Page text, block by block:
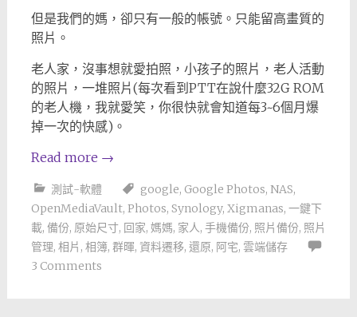
但是我們的媽，卻只有一般的帳號。只能留高畫質的
照片。
老人家，沒事想就愛拍照，小孩子的照片，老人活動
的照片，一堆照片(每次看到PTT在說什麼32G ROM
的老人機，我就愛笑，你很快就會知道每3~6個月爆
掉一次的快感)。
Read more →
測試-軟體 google, Google Photos, NAS,
OpenMediaVault, Photos, Synology, Xigmanas, 一鍵下
載, 備份, 原始尺寸, 回家, 媽媽, 家人, 手機備份, 照片備份, 照片
管理, 相片 , 相簿, 群暉, 資料遷移, 還原, 阿宅, 雲端儲存
3 Comments